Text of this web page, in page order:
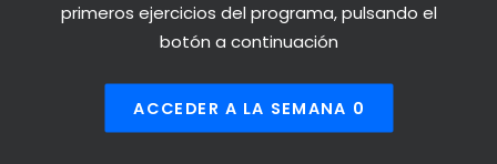
primeros ejercicios del programa, pulsando el
botón a continuación
ACCEDER A LA SEMANA 0